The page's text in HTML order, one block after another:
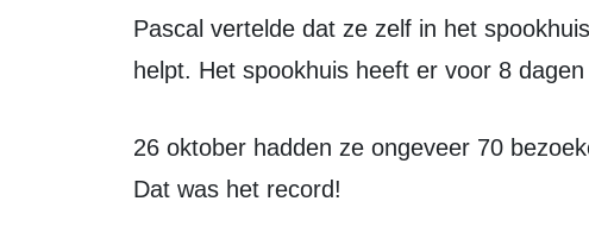
Pascal vertelde dat ze zelf in het spookhuis verkleed staan en hun familie er bij
helpt. Het spookhuis heeft er voor 8
26 oktober hadden ze ongeveer 70 bezoekers in hun spookhuis, vertelde Pascal.
Dat was het record!